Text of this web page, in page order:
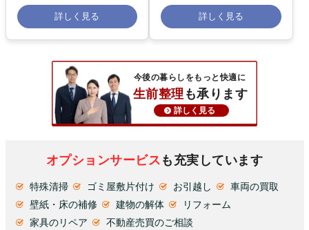
詳しく見る 詳しく見る
今後の暮らしをもっと快適に
生前整理 も承ります
詳しく見る
オプションサービス も充実しています
特殊清掃 ゴミ屋敷片付け お引越し
車両の買取
壁紙・床の補修
建物の解体
リフォーム
家具のリペア
不動産売買のご相談